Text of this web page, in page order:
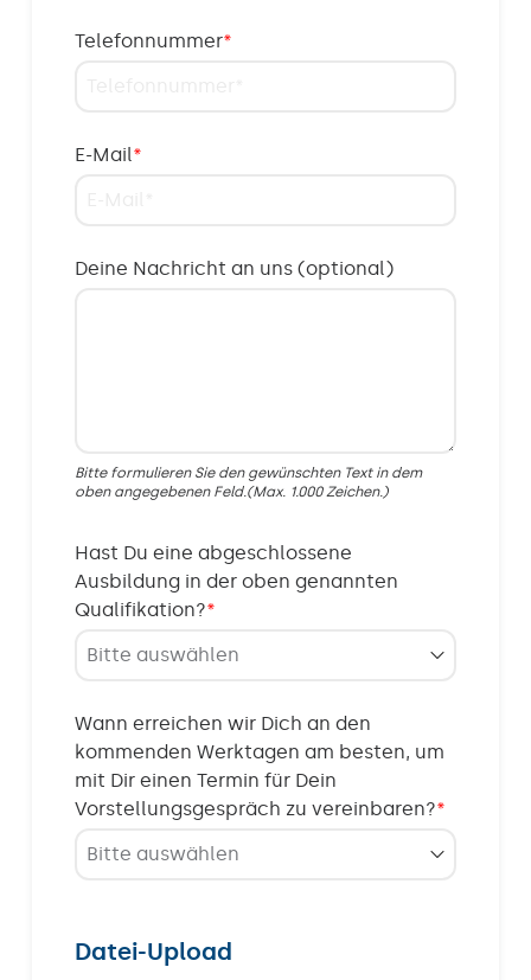
Telefonnummer*
E-Mail*
Deine Nachricht an uns (optional)
Bitte formulieren Sie den gewünschten Text in dem
oben angegebenen Feld.(Max. 1.000 Zeichen.)
Hast Du eine abgeschlossene
Ausbildung in der oben genannten
Qualifikation?*
Wann erreichen wir Dich an den
kommenden Werktagen am besten, um
mit Dir einen Termin für Dein
Vorstellungsgespräch zu vereinbaren?*
Datei-Upload